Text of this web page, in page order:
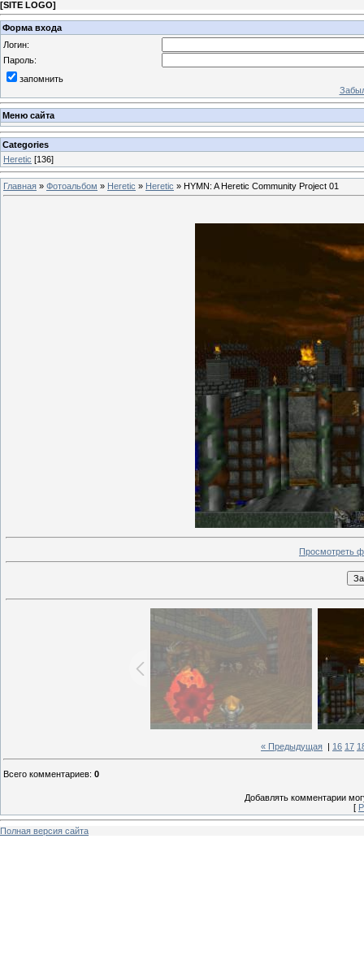
[SITE LOGO]
Форма входа
Логин:
Пароль:
запомнить
Меню сайта
Categories
Heretic [136]
Главная » Фотоальбом » Heretic » Heretic » HYMN: A Heretic Community Project 01
Просмотреть
« Предыдущая 16 17
Всего комментариев: 0
Добавлять комментарии
[
Полная версия сайта